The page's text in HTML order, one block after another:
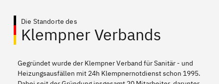
Die Standorte des
Klempner Verbands
Gegründet wurde der Klempner Verband für Sanitär - und
Heizungsausfällen mit 24h Klempnernotdienst schon 1995.